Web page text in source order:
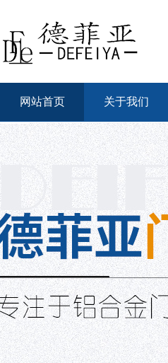
网站首页 关于我们